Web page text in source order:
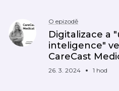
O epizodě
Digitalizace a
inteligence"
CareCast
26. 3. 2024 1 hod